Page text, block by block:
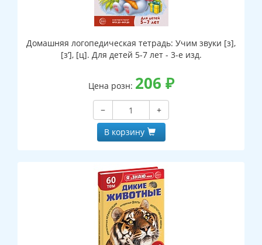
Домашняя логопедическая тетрадь: Учим звуки [з],
[з’], [ц]. Для детей 5-7 лет - 3-е изд.
Цена розн: 206 ₽
−
+
В корзину